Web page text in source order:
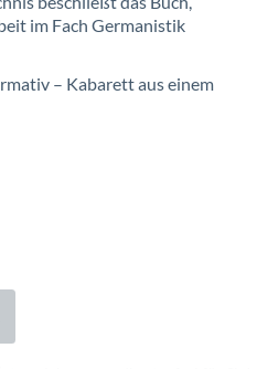
im Fach Germanistik
– Kabarett aus einem